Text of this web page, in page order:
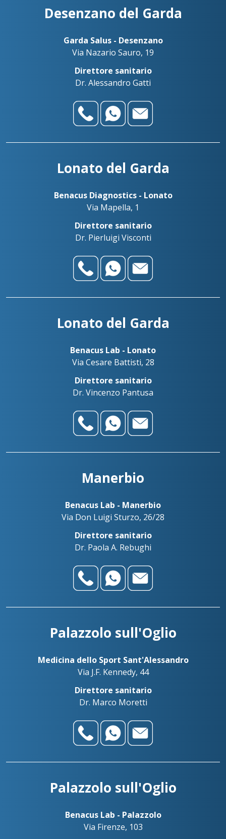
Desenzano del Garda
Garda Salus - Desenzano
Via Nazario Sauro, 19
Direttore sanitario
Dr. Alessandro Gatti
Lonato del Garda
Benacus Diagnostics - Lonato
Via Mapella, 1
Direttore sanitario
Dr. Pierluigi Visconti
Lonato del Garda
Benacus Lab - Lonato
Via Cesare Battisti, 28
Direttore sanitario
Dr. Vincenzo Pantusa
Manerbio
Benacus Lab - Manerbio
Via Don Luigi Sturzo, 26/28
Direttore sanitario
Dr. Paola A. Rebughi
Palazzolo sull'Oglio
Medicina dello Sport Sant'Alessandro
Via J.F. Kennedy, 44
Direttore sanitario
Dr. Marco Moretti
Palazzolo sull'Oglio
Benacus Lab - Palazzolo
Via Firenze, 103